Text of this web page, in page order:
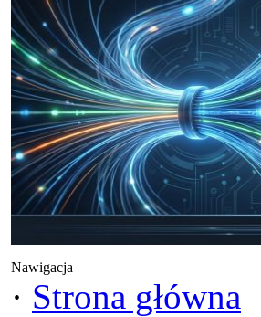
Nawigacja
· Strona główna